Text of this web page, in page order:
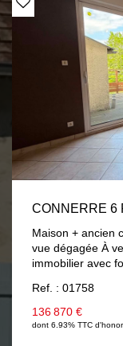
m² et proximité
services font
CONNERRE 6
Maison + ancien
vue dégagée À
immobilier avec
refaite. -Ancien
WC, grenier sur l'ensemble. -
m²) : RDC :
Étage : 3
Ref. : 01758
136 870 €
dont 6.93% TTC